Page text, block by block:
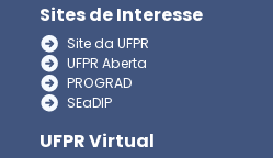
Sites de Interesse
Site da UFPR
UFPR Aberta
PROGRAD
SEaDIP
UFPR Virtual